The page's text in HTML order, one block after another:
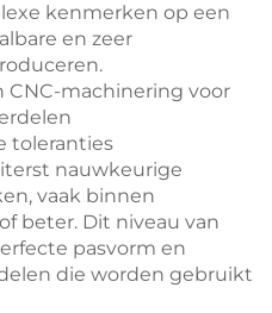
kenmerken op een
en zeer
CNC-machinering voor
toleranties
nauwkeurige
vaak binnen
beter. Dit niveau van
pasvorm en
die worden gebruikt